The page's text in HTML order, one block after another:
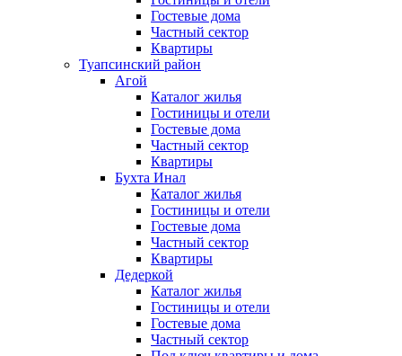
Гостевые дома
Частный сектор
Квартиры
Туапсинский район
Агой
Каталог жилья
Гостиницы и отели
Гостевые дома
Частный сектор
Квартиры
Бухта Инал
Каталог жилья
Гостиницы и отели
Гостевые дома
Частный сектор
Квартиры
Дедеркой
Каталог жилья
Гостиницы и отели
Гостевые дома
Частный сектор